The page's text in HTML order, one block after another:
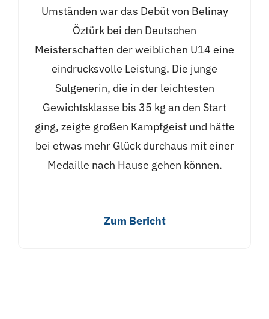
Umständen war das Debüt von Belinay
Öztürk bei den Deutschen
Meisterschaften der weiblichen U14 eine
eindrucksvolle Leistung. Die junge
Sulgenerin, die in der leichtesten
Gewichtsklasse bis 35 kg an den Start
ging, zeigte großen Kampfgeist und hätte
bei etwas mehr Glück durchaus mit einer
Medaille nach Hause gehen können.
Zum Bericht